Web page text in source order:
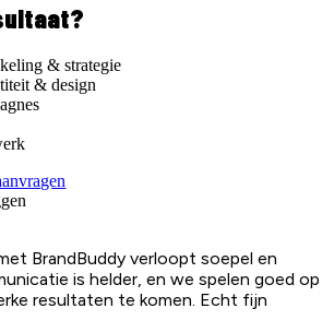
& strategie
& design
BrandBuddy verloopt soepel en
is helder, en we spelen goed op
resultaten te komen. Echt fijn